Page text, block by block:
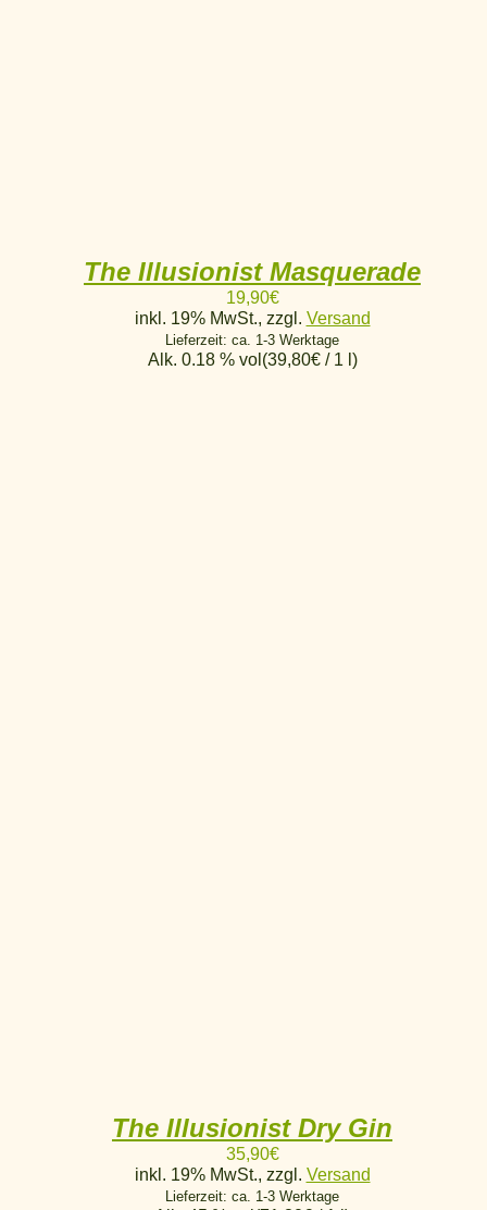
The Illusionist Masquerade
19,90€
inkl. 19% MwSt., zzgl. Versand
Lieferzeit: ca. 1-3 Werktage
Alk. 0.18 % vol (39,80€/ 1 l)
The Illusionist Dry Gin
35,90€
inkl. 19% MwSt., zzgl. Versand
Lieferzeit: ca. 1-3 Werktage